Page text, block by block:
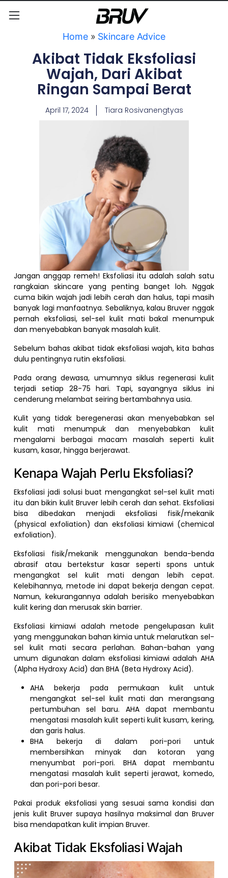
Home» Skincare Advice
Akibat Tidak Eksfoliasi
Wajah, Dari Akibat
Ringan Sampai Berat
April 17, 2024 Tiara Rosivanengtyas
Jangan anggap remeh! Eksfoliasi itu adalah salah satu
rangkaian skincare yang penting banget loh. Nggak
cuma bikin wajah jadi lebih cerah dan halus, tapi masih
banyak lagi manfaatnya. Sebaliknya, kalau Bruver nggak
pernah eksfoliasi, sel-sel kulit mati bakal menumpuk
dan menyebabkan banyak masalah kulit.
Sebelum bahas akibat tidak eksfoliasi wajah, kita bahas
dulu pentingnya rutin eksfoliasi.
Pada orang dewasa, umumnya siklus regenerasi kulit
terjadi setiap 28-75 hari. Tapi, sayangnya siklus ini
cenderung melambat seiring bertambahnya usia.
Kulit yang tidak beregenerasi akan menyebabkan sel
kulit mati menumpuk dan menyebabkan kulit
mengalami berbagai macam masalah seperti kulit
kusam, kasar, hingga berjerawat.
Kenapa Wajah Perlu Eksfoliasi?
Eksfoliasi jadi solusi buat mengangkat sel-sel kulit mati
itu dan bikin kulit Bruver lebih cerah dan sehat. Eksfoliasi
bisa dibedakan menjadi eksfoliasi fisik/mekanik
(physical exfoliation) dan eksfoliasi kimiawi (chemical
exfoliation).
Eksfoliasi fisik/mekanik menggunakan benda-benda
abrasif atau bertekstur kasar seperti spons untuk
mengangkat sel kulit mati dengan lebih cepat.
Kelebihannya, metode ini dapat bekerja dengan cepat.
Namun, kekurangannya adalah berisiko menyebabkan
kulit kering dan merusak skin barrier.
Eksfoliasi kimiawi adalah metode pengelupasan kulit
yang menggunakan bahan kimia untuk melarutkan sel-
sel kulit mati secara perlahan. Bahan-bahan yang
umum digunakan dalam eksfoliasi kimiawi adalah AHA
(Alpha Hydroxy Acid) dan BHA (Beta Hydroxy Acid).
AHA bekerja pada permukaan kulit untuk
mengangkat sel-sel kulit mati dan merangsang
pertumbuhan sel baru. AHA dapat membantu
mengatasi masalah kulit seperti kulit kusam, kering,
dan garis halus.
BHA bekerja di dalam pori-pori untuk
membersihkan minyak dan kotoran yang
menyumbat pori-pori. BHA dapat membantu
mengatasi masalah kulit seperti jerawat, komedo,
dan pori-pori besar.
Pakai produk eksfoliasi yang sesuai sama kondisi dan
jenis kulit Bruver supaya hasilnya maksimal dan Bruver
bisa mendapatkan kulit impian Bruver.
Akibat Tidak Eksfoliasi Wajah